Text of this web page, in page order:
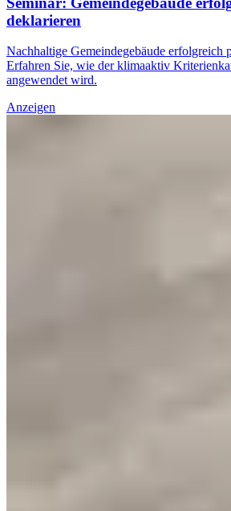
deklarieren
Nachhaltige Gemeindegebäude erfolgreich
Erfahren Sie, wie der klimaaktiv
angewendet wird.
Anzeigen